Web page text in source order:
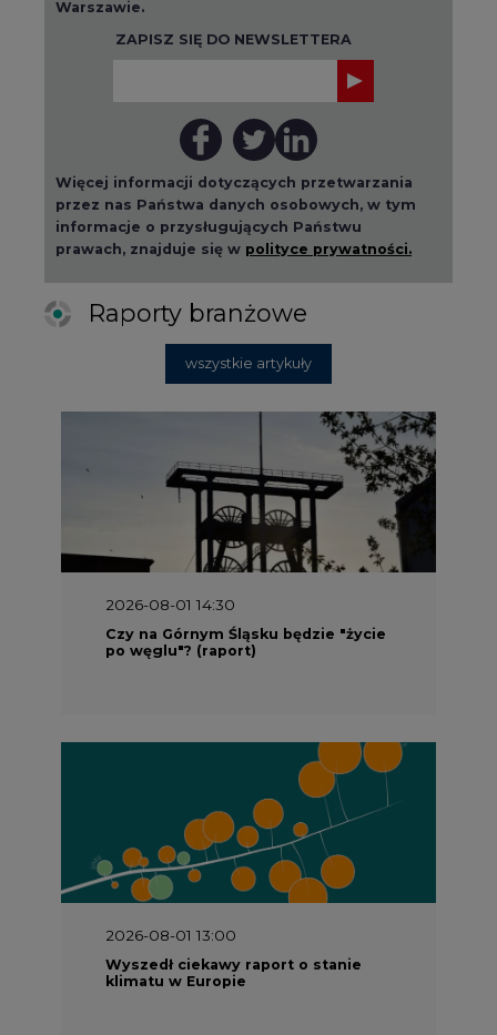
Warszawie.
ZAPISZ SIĘ DO NEWSLETTERA
Więcej informacji dotyczących przetwarzania
przez nas Państwa danych osobowych, w tym
informacje o przysługujących Państwu
prawach, znajduje się w polityce prywatności.
Raporty branżowe
wszystkie artykuły
2026-08-01 14:30
Czy na Górnym Śląsku będzie "życie
po węglu"? (raport)
2026-08-01 13:00
Wyszedł ciekawy raport o stanie
klimatu w Europie